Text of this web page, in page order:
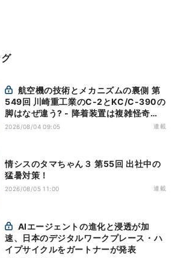
549回 川崎重工業のC-2とKC/C-390の
脚はなぜ違う? - 降着装置は複雑怪奇
(5)|軍用輸送機(10)
2026/08/04 09:05 連載
情シスのタマちゃん３ 第55回 出社中の
猛暑対策！
2026/08/05 11:00 連載
速、日本のデジタルワークプレース・ハ
イプサイクルをガートナーが発表